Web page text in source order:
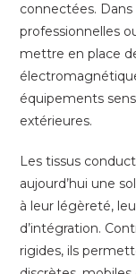
connectées.
professionnelles
mettre en place
équipements
extérieures.
Les tissus
aujourd’hui une
à leur légèreté,
d’intégration.
rigides, ils